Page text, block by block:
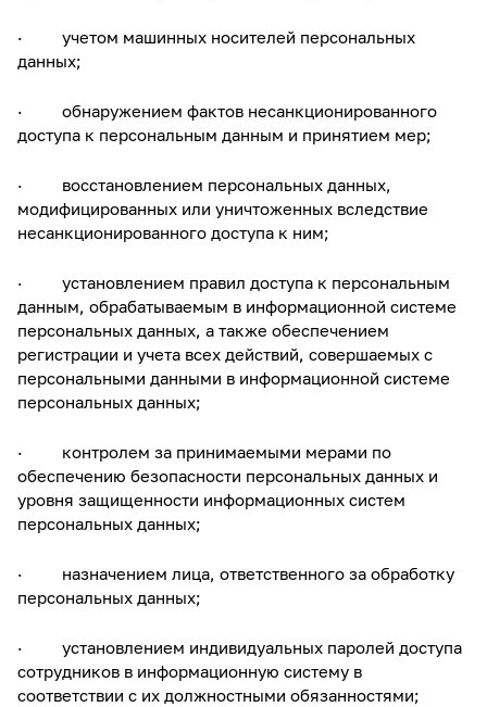
· учетом машинных носителей персональных
данных;
· обнаружением фактов несанкционированного
доступа к персональным данным и принятием мер;
· восстановлением персональных данных,
модифицированных или уничтоженных вследствие
несанкционированного доступа к ним;
· установлением правил доступа к персональным
данным, обрабатываемым в информационной системе
персональных данных, а также обеспечением
регистрации и учета всех действий, совершаемых с
персональными данными в информационной системе
персональных данных;
· контролем за принимаемыми мерами по
обеспечению безопасности персональных данных и
уровня защищенности информационных систем
персональных данных;
· назначением лица, ответственного за обработку
персональных данных;
· установлением индивидуальных паролей доступа
сотрудников в информационную систему в
соответствии с их должностными обязанностями;